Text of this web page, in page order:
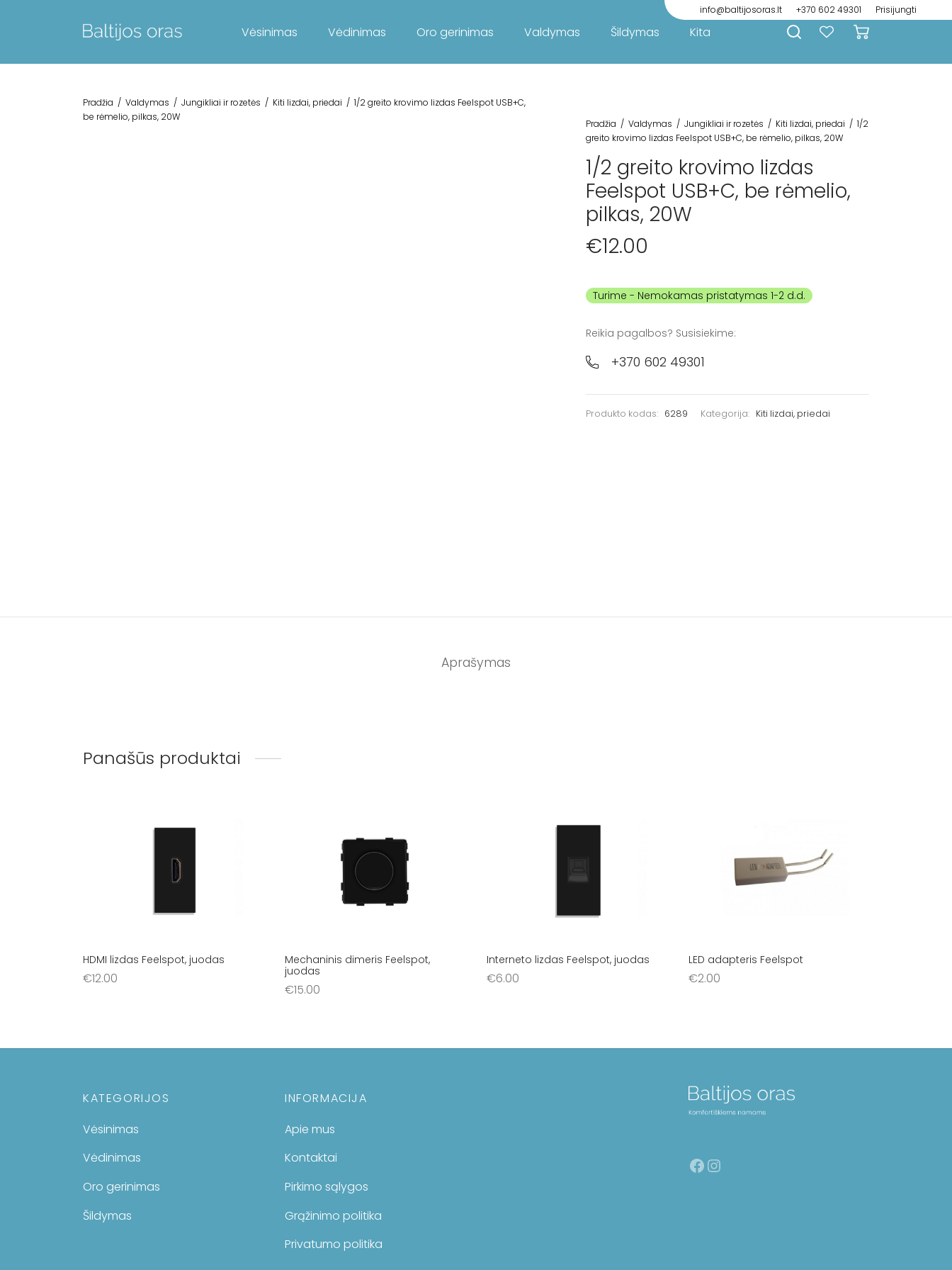
info@baltijosoras.lt +370 602 49301 Prisijungti
Vėsinimas Vėdinimas Oro gerinimas Valdymas Šildymas Kita
Pradžia / Valdymas / Jungikliai ir rozetės / Kiti lizdai, priedai / 1/2 greito krovimo lizdas Feelspot USB+C,
be rėmelio, pilkas, 20W
Pradžia / Valdymas / Jungikliai ir rozetės / Kiti lizdai, priedai / 1/2
greito krovimo lizdas Feelspot USB+C, be rėmelio, pilkas, 20W
1/2 greito krovimo lizdas
Feelspot USB+C, be rėmelio,
pilkas, 20W
€12.00
Turime
Reikia pagalbos? Susisiekime:
+370 602 49301
Produkto kodas: 6289 Kategorija: Kiti lizdai, priedai
Aprašymas
Panašūs produktai
HDMI lizdas Feelspot, juodas
€12.00
Mechaninis dimeris Feelspot,
juodas
€15.00
Interneto lizdas Feelspot, juodas
€6.00
LED adapteris Feelspot
€2.00
KATEGORIJOS
Vėsinimas
Vėdinimas
Oro gerinimas
Šildymas
INFORMACIJA
Apie mus
Kontaktai
Pirkimo sąlygos
Grąžinimo politika
Privatumo politika
Facebook